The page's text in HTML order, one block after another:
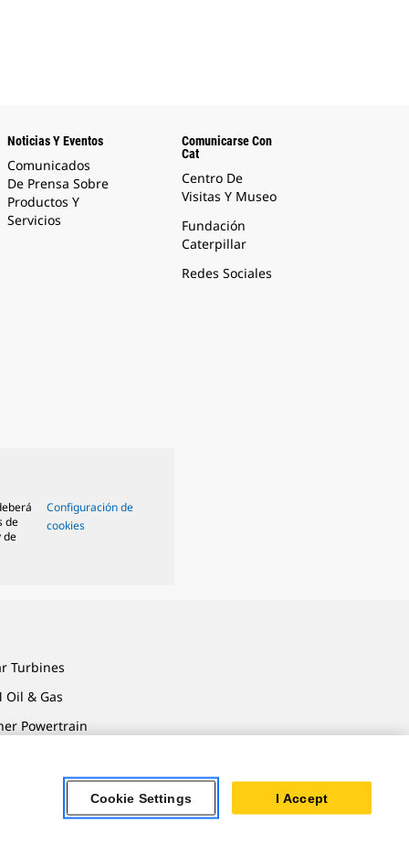
Noticias Y Eventos
Comunicados
De Prensa Sobre
Productos Y
Servicios
Comunicarse Con
Cat
Centro De
Visitas Y Museo
Fundación
Caterpillar
Redes Sociales
de
de
Configuración de
cookies
Turbines
Oil & Gas
Powertrain
Cookie Settings I Accept